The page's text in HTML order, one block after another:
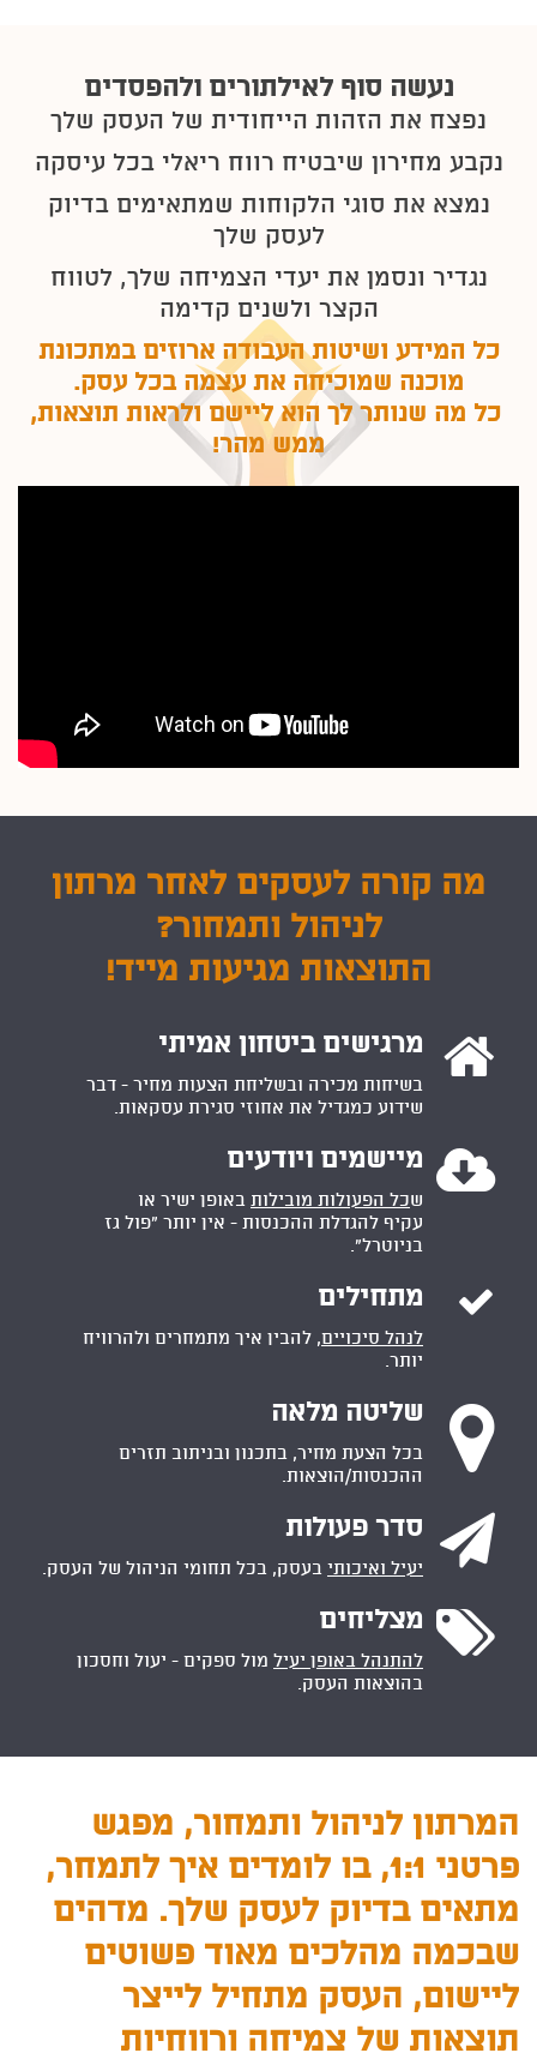
נעשה סוף לאילתורים ולהפסדים
נפצח את הזהות הייחודית של העסק שלך
נקבע מחירון שיבטיח רווח ריאלי בכל עיסקה
נמצא את סוגי הלקוחות שמתאימים בדיוק
לעסק שלך
נגדיר ונסמן את יעדי הצמיחה שלך, לטווח
הקצר ולשנים קדימה
כל המידע ושיטות העבודה ארוזים במתכונת
מוכנה שמוכיחה את עצמה בכל עסק.
כל מה שנותר לך הוא ליישם ולראות תוצאות,
ממש מהר!
מה קורה לעסקים לאחר מרתון
לניהול ותמחור?
התוצאות מגיעות מייד!
 מרגישים ביטחון אמיתי
בשיחות מכירה ובשליחת הצעות מחיר - דבר
שידוע כמגדיל את אחוזי סגירת עסקאות.
 מיישמים ויודעים
שכל הפעולות מובילות באופן ישיר או
עקיף להגדלת ההכנסות - אין יותר "פול גז
בניוטרל".
 מתחילים
לנהל סיכויים, להבין איך מתמחרים ולהרוויח
יותר.
 שליטה מלאה
בכל הצעת מחיר, בתכנון ובניתוב תזרים
ההכנסות/הוצאות.
 סדר פעולות
יעיל ואיכותי בעסק, בכל תחומי הניהול של העסק.
 מצליחים
להתנהל באופן יעיל מול ספקים - יעול וחסכון
בהוצאות העסק.
המרתון לניהול ותמחור, מפגש
פרטני 1:1, בו לומדים איך לתמחר,
מתאים בדיוק לעסק שלך. מדהים
שבכמה מהלכים מאוד פשוטים
ליישום, העסק מתחיל לייצר
תוצאות של צמיחה ורווחיות